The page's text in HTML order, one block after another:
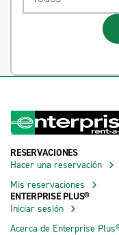
RESERVACIONES
Hacer una reservación
Mis reservaciones
ENTERPRISE PLUS®
Iniciar sesión
Acerca de Enterprise